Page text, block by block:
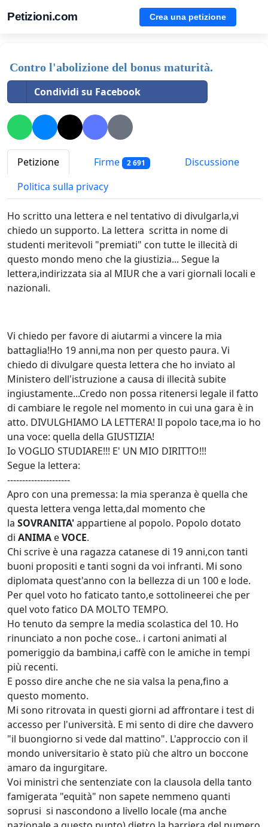
Petizioni.com Crea una petizione
Contro l'abolizione del bonus maturità.
Condividi su Facebook
Petizione Firme 2 691
Discussione
Politica sulla privacy
Ho scritto una lettera e nel tentativo di divulgarla,vi
chiedo un supporto. La lettera scritta in nome di
studenti meritevoli "premiati" con tutte le illecità di
questo mondo meno che la giustizia... Segue la
lettera,indirizzata sia al MIUR che a vari giornali locali e
nazionali.
Vi chiedo per favore di aiutarmi a vincere la mia
battaglia!Ho 19 anni,ma non per questo paura. Vi
chiedo di divulgare questa lettera che ho inviato al
Ministero dell'istruzione a causa di illecità subite
ingiustamente...Credo non possa ritenersi legale il fatto
di cambiare le regole nel momento in cui una gara è in
atto. DIVULGHIAMO LA LETTERA! Il popolo tace,ma io ho
una voce: quella della GIUSTIZIA!
Io VOGLIO STUDIARE!!! E' UN MIO DIRITTO!!!
Segue la lettera:
---------------------
Apro con una premessa: la mia speranza è quella che
questa lettera venga letta,dal momento che
la SOVRANITA'appartiene al popolo. Popolo dotato
di ANIMA eVOCE.
Chi scrive è una ragazza catanese di 19 anni,con tanti
buoni propositi e tanti sogni da voi infranti. Mi sono
diplomata quest'anno con la bellezza di un 100 e lode.
Per quel voto ho faticato tanto,e sottolineerei che per
quel voto fatico DA MOLTO TEMPO.
Ho tenuto da sempre la media scolastica del 10. Ho
rinunciato a non poche cose.. i cartoni animati al
pomeriggio da bambina,i caffè con le amiche in tempi
più recenti.
E posso dire anche che ne sia valsa la pena,fino a
questo momento.
Mi sono ritrovata in questi giorni ad affrontare i test di
accesso per l'università. E mi sento di dire che davvero
"il buongiorno si vede dal mattino". L'approccio con il
mondo universitario è stato più che altro un boccone
amaro da ingurgitare.
Voi ministri che sentenziate con la clausola della tanto
famigerata "equità" non sapete nemmeno quanti
soprusi si nascondono a livello locale (ma anche